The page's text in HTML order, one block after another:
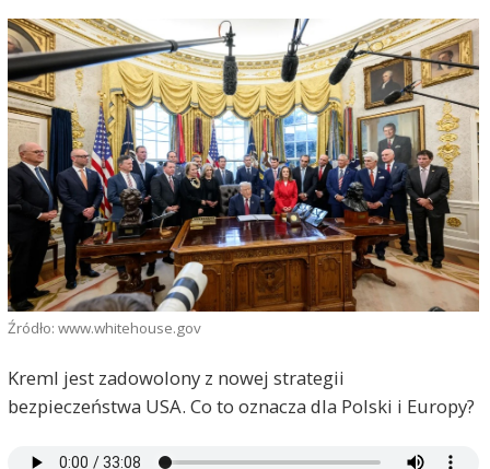
Źródło: www.whitehouse.gov
Kreml jest zadowolony z nowej strategii
bezpieczeństwa USA. Co to oznacza dla Polski i Europy?